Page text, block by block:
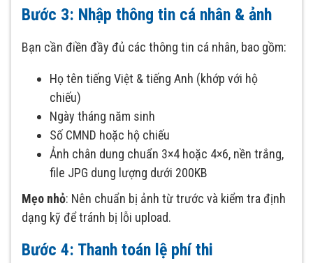
Bước 3: Nhập thông tin cá nhân & ảnh
Bạn cần điền đầy đủ các thông tin cá nhân, bao gồm:
Họ tên tiếng Việt & tiếng Anh (khớp với hộ
chiếu)
Ngày tháng năm sinh
Số CMND hoặc hộ chiếu
Ảnh chân dung chuẩn 3×4 hoặc 4×6, nền trắng,
file JPG dung lượng dưới 200KB
Mẹo nhỏ: Nên chuẩn bị ảnh từ trước và kiểm tra định
dạng kỹ để tránh bị lỗi upload.
Bước 4: Thanh toán lệ phí thi